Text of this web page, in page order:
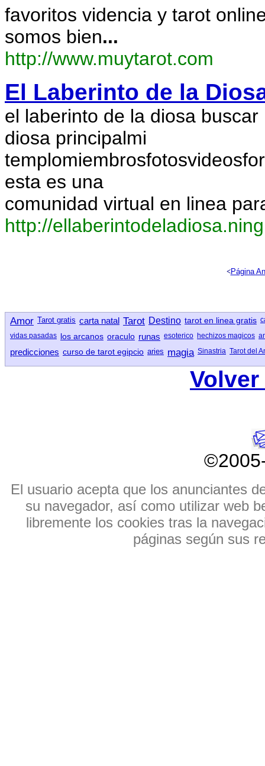
favoritos videncia y tarot
somos bien...
http://www.muytarot.com
El Laberinto de la
el laberinto de la diosa
diosa principalmi
esta es una
comunidad virtual en linea
http://
<Página
Amor Tarot gratis carta natal Tarot Destino tarot en linea gratis
vidas pasadas los arcanos oraculo runas esoterico hechizos magicos
predicciones curso de tarot egipcio aries magia Sinastria Tarot del
El usuario acepta que los anunciantes
su navegador, así como utilizar web
libremente los cookies tras la
páginas según sus